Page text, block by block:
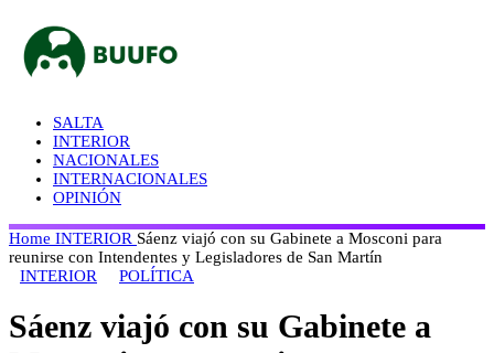
SALTA
INTERIOR
NACIONALES
INTERNACIONALES
OPINIÓN
Home INTERIOR Sáenz viajó con su Gabinete a Mosconi para
reunirse con Intendentes y Legisladores de San Martín
INTERIOR
POLÍTICA
Sáenz viajó con su Gabinete a